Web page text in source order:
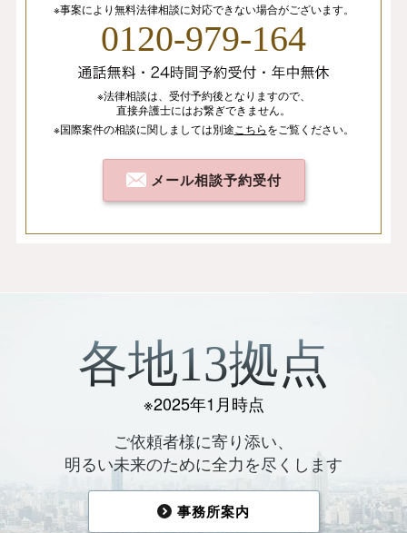
※事案により無料法律相談に対応できない場合がございます。
0120-979-164
※法律相談は、 受付予約後となりますので、
直接弁護士にはお繋ぎできません。
※国際案件の相談に関しましては別途 こちらをご覧ください。
メール相談予約受付
各地13拠点
※2025年1月時点
ご依頼者様に寄り添い、
明るい未来のために全力を尽くします
事務所案内